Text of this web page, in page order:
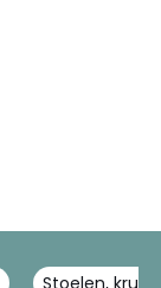
Stoelen,